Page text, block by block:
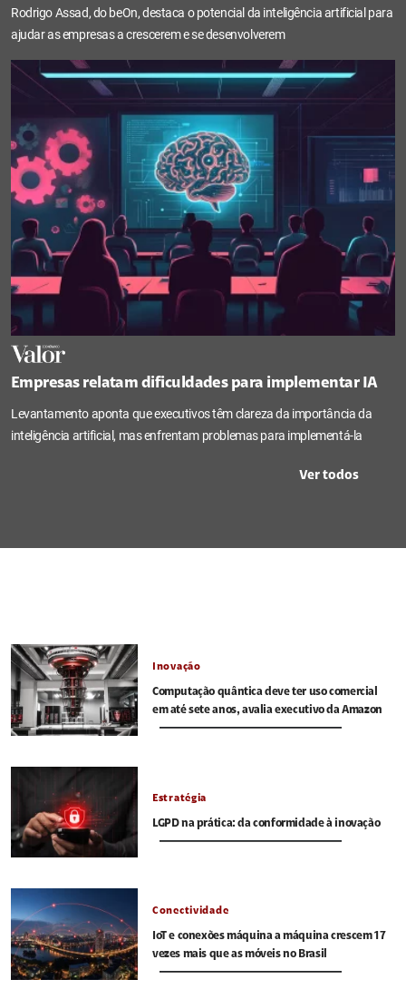
Rodrigo Assad, do beOn, destaca o potencial da inteligência artificial para
ajudar as empresas a crescerem e se desenvolverem
Empresas relatam dificuldades para implementar IA
Levantamento aponta que executivos têm clareza da importância da
inteligência artificial, mas enfrentam problemas para implementá-la
Ver todos
Inovação
Computação quântica deve ter uso comercial
em até sete anos, avalia executivo da Amazon
Estratégia
LGPD na prática: da conformidade à inovação
Conectividade
IoT e conexões máquina a máquina crescem 17
vezes mais que as móveis no Brasil